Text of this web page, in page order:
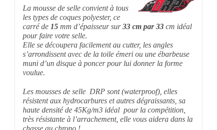
La mousse de selle convient à tous
les types de coques polyester, ce
carré de 15mm d’épaisseur sur 33 cm par 33cm idéal
pour faire votre selle.
Elle se découpera facilement au cutter, les angles
s’arrondissent avec de la toile émeri ou une ébarbeuse
muni d’un disque à poncer pour lui donner la forme
voulue.
Les mousses de selle DRP sont (waterproof), elles
résistent aux hydrocarbures et autres dégraissants, sa
haute densité de 45Kg/m3 idéal pour la compétition,
très résistante à l’arrachement, elle vous aidera dans la
chasse au chrono !